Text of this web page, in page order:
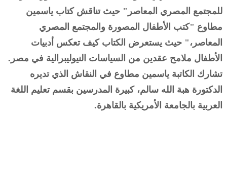
للمجتمع المصري المعاصر" حيث تناقش كتاب ياسمين
مطاوع "كتب الأطفال المصورة والمجتمع المصري
المعاصر،" حيث يستعرض الكتاب كيف تعكس أدبيات
الأطفال ملامح عقدين من السياسات النيوليبرالية في مصر.
تشارك الكاتبة ياسمين مطاوع في النقاش الذي تديره
الدكتورة هبة الله سالم، كبيرة المدرسين بقسم تعليم اللغة
العربية بالجامعة الأمريكية بالقاهرة.